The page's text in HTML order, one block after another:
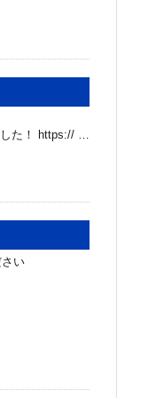
した！ https:// …
い